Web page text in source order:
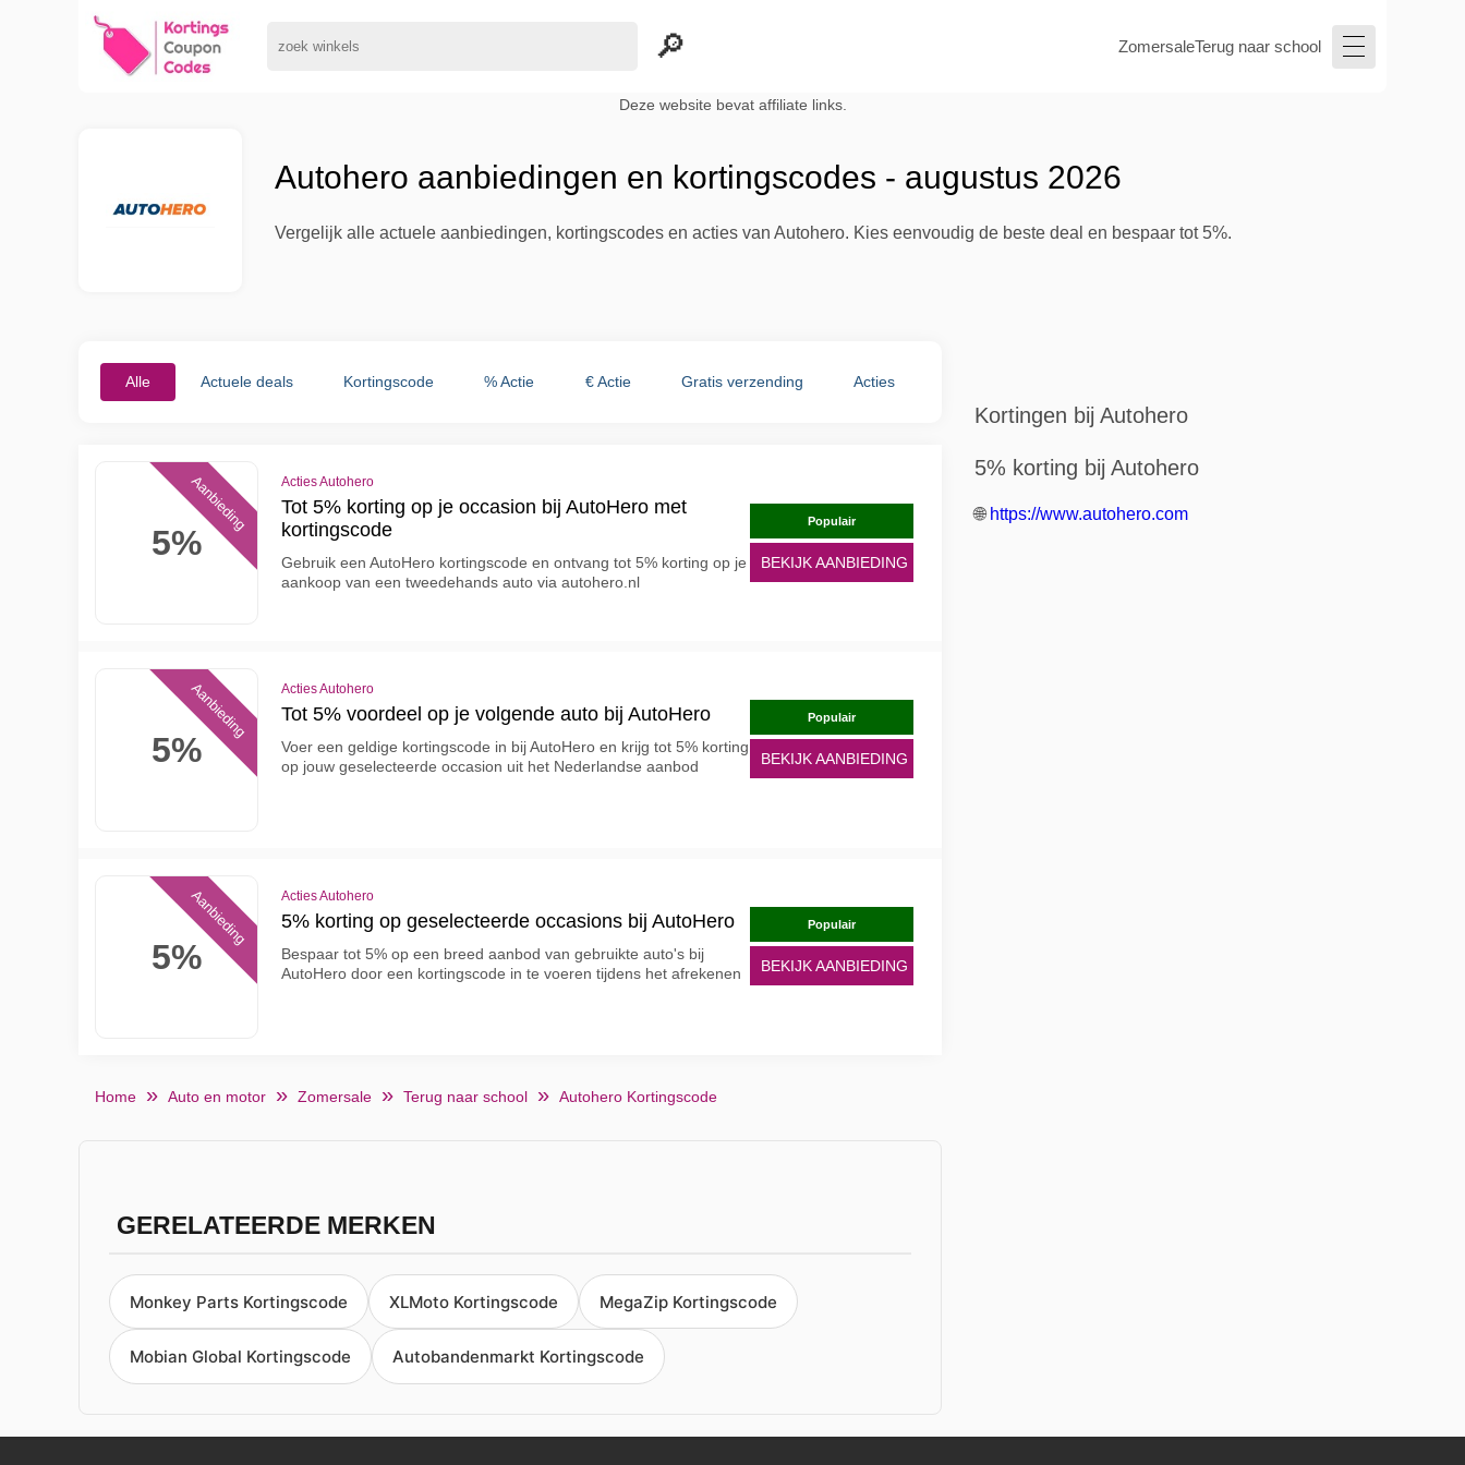
ZomersaleTerug naar school
Deze website bevat affiliate links.
Autohero aanbiedingen en kortingscodes - augustus 2026
Vergelijk alle actuele aanbiedingen, kortingscodes en acties van Autohero. Kies eenvoudig de beste deal en bespaar tot 5%.
Alle Actuele deals Kortingscode % Actie € Actie Gratis verzending Acties
5%
Aanbieding Acties Autohero
Tot 5% korting op je occasion bij AutoHero met
kortingscode
Gebruik een AutoHero kortingscode en ontvang tot 5% korting op je
aankoop van een tweedehands auto via autohero.nl
Populair
BEKIJK AANBIEDING
5%
Aanbieding Acties Autohero
Tot 5% voordeel op je volgende auto bij AutoHero
Voer een geldige kortingscode in bij AutoHero en krijg tot 5% korting
op jouw geselecteerde occasion uit het Nederlandse aanbod
Populair
BEKIJK AANBIEDING
5%
Aanbieding Acties Autohero
5% korting op geselecteerde occasions bij AutoHero
Bespaar tot 5% op een breed aanbod van gebruikte auto's bij
AutoHero door een kortingscode in te voeren tijdens het afrekenen
Populair
BEKIJK AANBIEDING
Home Auto en motor Zomersale Terug naar school Autohero Kortingscode
GERELATEERDE MERKEN
Monkey Parts Kortingscode XLMoto Kortingscode MegaZip Kortingscode
Mobian Global Kortingscode Autobandenmarkt Kortingscode
Kortingen bij Autohero
5% korting bij Autohero
🌐 https://www.autohero.com